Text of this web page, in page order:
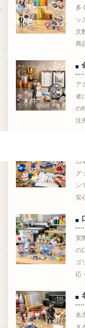
多
ッ
文
商
ア
者
の
注
日
グ
ン
安
実
の
ゴ
応
名